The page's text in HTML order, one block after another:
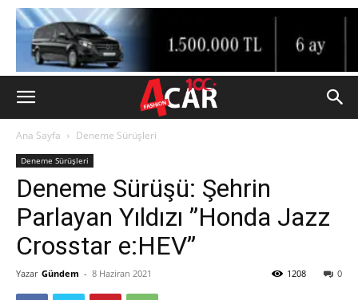
Ana Sayfa Deneme Sürüşleri
Deneme Sürüşleri
Deneme Sürüşü: Şehrin
Parlayan Yıldızı ”Honda Jazz
Crosstar e:HEV”
Yazar Gündem - 8 Haziran 2021 0
1208